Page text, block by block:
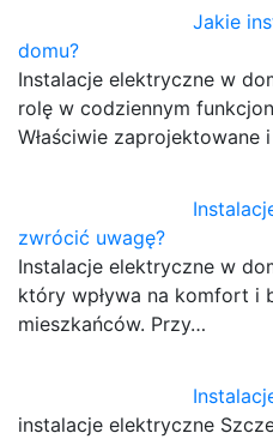
Jakie
domu?
Instalacje elektryczne w
rolę w codziennym
Właściwie zaprojektowane
zwrócić uwagę?
Instalacje elektryczne w
który wpływa na komfort i
mieszkańców. Przy…
instalacje elektryczne